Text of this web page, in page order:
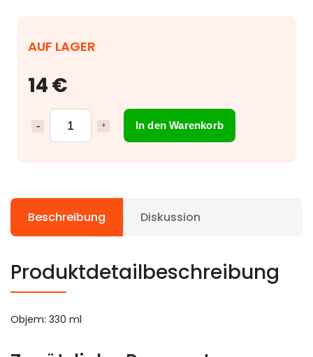
14 €
In den Warenkorb
AUF LAGER
Beschreibung Diskussion
Produktdetailbeschreibung
Objem: 330 ml